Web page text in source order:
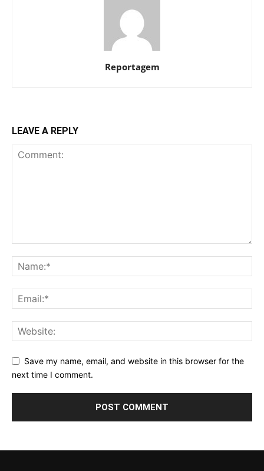
Reportagem
LEAVE A REPLY
Save my name, email, and website in this browser for the
next time I comment.